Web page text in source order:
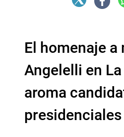
El homenaje a
Angelelli en
aroma
presidenciales